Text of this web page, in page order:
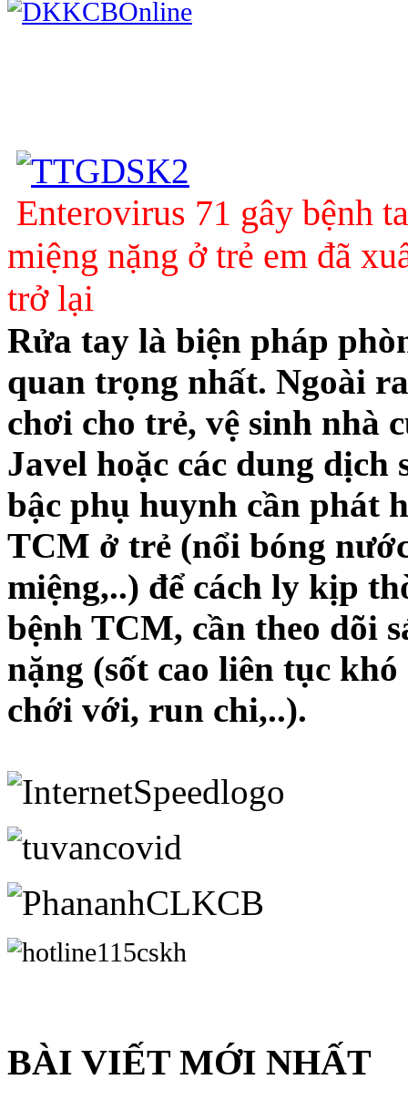
Enterovirus 71 gây bệnh
miệng nặng ở trẻ em đã
trở lại
Rửa tay là biện pháp
quan trọng nhất. Ngoài
chơi cho trẻ, vệ sinh nhà
Javel hoặc các dung
bậc phụ huynh cần phát
TCM ở trẻ (nổi bóng
miệng,..) để cách ly kịp
bệnh TCM, cần theo dõi
nặng (sốt cao liên tục
chới với, run chi,..).
BÀI VIẾT MỚI NHẤT